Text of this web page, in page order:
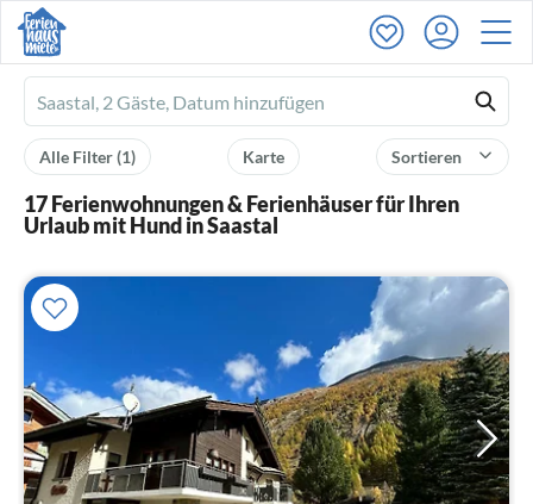
Ferienhausmiete
logo
Sortieren
Karte
Alle Filter(1)
17 Ferienwohnungen & Ferienhäuser für Ihren
Urlaub mit Hund in Saastal